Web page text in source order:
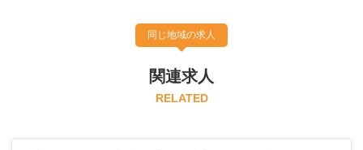
同じ地域の求人
関連求人
RELATED